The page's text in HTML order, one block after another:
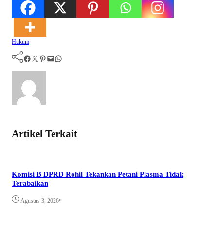
Hukum
Facebook Twitter Pinterest Mail WhatsApp
Artikel Terkait
Komisi B DPRD Rohil Tekankan Petani Plasma Tidak
Terabaikan
Agustus 3, 2026•